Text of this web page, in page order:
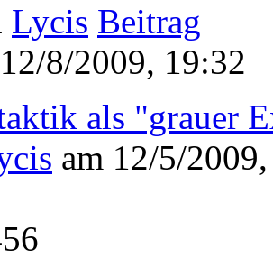
Lycis
8/2009, 19:32
als "grauer
am 12/5/